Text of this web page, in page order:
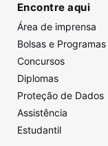
Encontre aqui
Área de imprensa
Bolsas e Programas
Concursos
Diplomas
Proteção de Dados
Assistência
Estudantil